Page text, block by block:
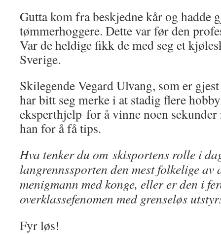
Gutta kom fra beskjedne kår og hadde
tømmerhoggere. Dette var før den
Var de heldige fikk de med seg et
Sverige.
Skilegende Vegard Ulvang, som er
har bitt seg merke i at stadig flere
eksperthjelp for å vinne noen
han for å få tips.
Hva tenker du om skisportens rolle i
langrennssporten den mest folkelige
menigmann med konge, eller er den i
overklassefenomen med grenseløs
Fyr løs!